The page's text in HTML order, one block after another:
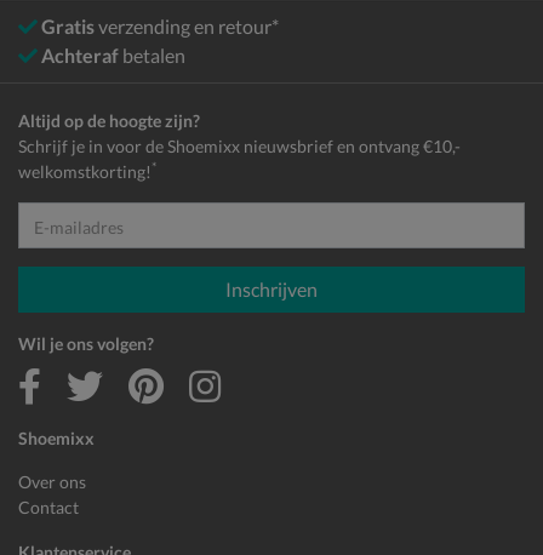
Gratisverzending en retour*
Achteraf betalen
Shoemixx
Over ons
Contact
Altijd op de hoogte zijn?
Schrijf je in voor de Shoemixx nieuwsbrief en ontvang €10,-
welkomstkorting! *
E-mailadres
Inschrijven
Wil je ons volgen?